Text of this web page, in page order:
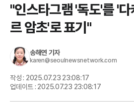
"인스타그램 '독도'를 '다
르 암초'로 표기"
송해연 기자
karen@seoulnewsnetwork.com
작성 : 2025.07.23 23:08:17
업데이트 : 2025.07.23 23:08:17